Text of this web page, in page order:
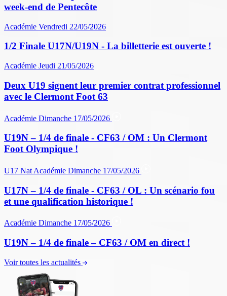
week-end de Pentecôte
Académie Vendredi 22/05/2026
1/2 Finale U17N/U19N - La billetterie est ouverte !
Académie Jeudi 21/05/2026
Deux U19 signent leur premier contrat professionnel
avec le Clermont Foot 63
Académie Dimanche 17/05/2026
U19N – 1/4 de finale - CF63 / OM : Un Clermont
Foot Olympique !
U17 Nat Académie Dimanche 17/05/2026
U17N – 1/4 de finale - CF63 / OL : Un scénario fou
et une qualification historique !
Académie Dimanche 17/05/2026
U19N – 1/4 de finale – CF63 / OM en direct !
Voir toutes les actualités